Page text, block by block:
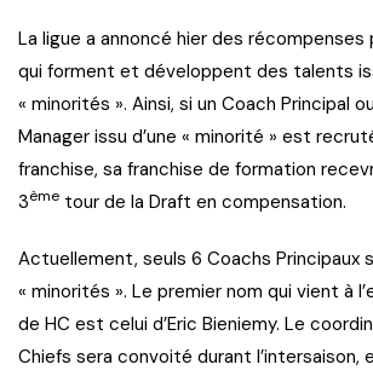
La ligue a annoncé hier des récompenses
qui forment et développent des talents
« minorités ». Ainsi, si un Coach Principal
Manager issu d’une « minorité » est
franchise, sa franchise de formation
3ème tour de la Draft en compensation.
Actuellement, seuls 6 Coachs Principaux
« minorités ». Le premier nom qui vient à
de HC est celui d’Eric Bieniemy. Le
Chiefs sera convoité durant l’intersaison,